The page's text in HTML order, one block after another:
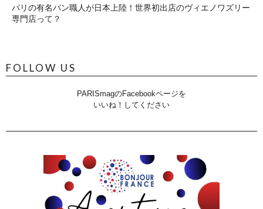
パリの有名パン職人が日本上陸！世界初出店のヴィエノワズリー
専門店って？
FOLLOW US
PARISmagのFacebookページを
いいね！してください